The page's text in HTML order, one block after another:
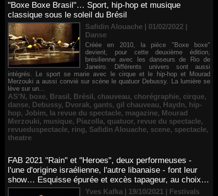
"Boxe Boxe Brasil"… Sport, hip-hop et musique
classique sous le soleil du Brésil
Safidin Alouache | 01/02/2022 |
Danse
Créée en 2010, la pièce "Boxe boxe"
devient, pour cette deuxième édition,
brésilienne avec les danseurs de Rio de
Janeiro. Différents univers sont aussi
intégrés. Le sport se marie avec le cirque et le hip-hop et Mourad
Merzouki a aussi convié sur scène le quatuor Debussy. La lumière se
lève sur un...
AS'N, boxe, Brasil, Brésil, chauveau, chorégraphie, cirque,
danse, Debussy, Dvorak, gants, gil chauveau, Haydn, hip-
hop, Jobim, la revue du spectacle, magazine, Mourad
Merzouki, musique, Piazolla, quatuor, revue du spectacle,
revueduspectacle, ring, Safidin Alouache, scene, spectacle,
theatre
FAB 2021 "Rain" et "Heroes", deux performeuses -
l'une d'origine israélienne, l'autre libanaise - font leur
show… Esquisse épurée et excès tapageur, au choix…
Yves Kafka | 19/10/2021 | Festivals